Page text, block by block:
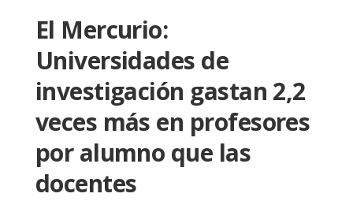
El Mercurio:
Universidades de
investigación gastan 2,2
veces más en profesores
por alumno que las
docentes